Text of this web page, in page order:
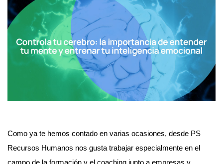
Como ya te hemos contado en varias ocasiones, desde PS
Recursos Humanos nos gusta trabajar especialmente en el
campo de la formación y el coaching junto a empresas y